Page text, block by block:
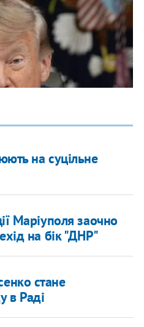
на суцільне
Маріуполя заочно
на бік "ДНР"
стане
в Раді